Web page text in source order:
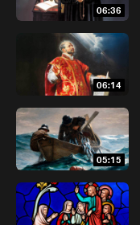
06:36
06:14
05:15